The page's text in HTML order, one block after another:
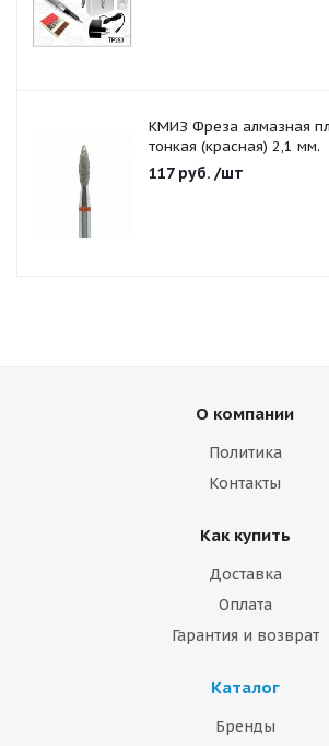
КМИЗ Фреза алмазная
тонкая (красная) 2,1 мм.
117руб. /шт
О компании
Политика
Контакты
Как купить
Доставка
Оплата
Гарантия и возврат
Каталог
Бренды